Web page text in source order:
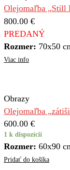
Olejomaľba „Still
800.00 €
PREDANÝ
Rozmer: 70x50
Viac info
Obrazy
Olejomaľba
600.00 €
1 k dispozícií
Rozmer: 60x90
Pridať do košíka